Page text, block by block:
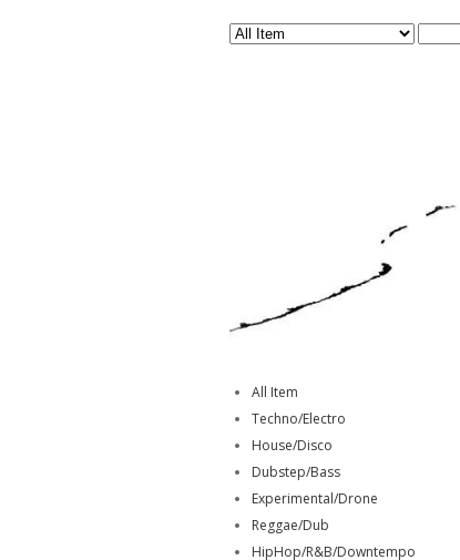
All Item
Techno/Electro
House/Disco
Dubstep/Bass
Experimental/Drone
Reggae/Dub
HipHop/R&B/Downtempo